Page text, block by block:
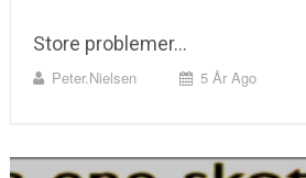
Store problemer…
Peter.nielsen 5 År Ago